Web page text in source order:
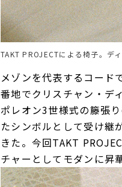
TAKT PROJECTによる椅子。デ
メゾンを代表するコード
番地でクリスチャン・デ
ポレオン3世様式の籐張
たシンボルとして受け継
きた。今回TAKT
チャーとしてモダンに昇華